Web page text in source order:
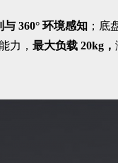
360° 环境感知 ；底
力， 最大负载 20kg，